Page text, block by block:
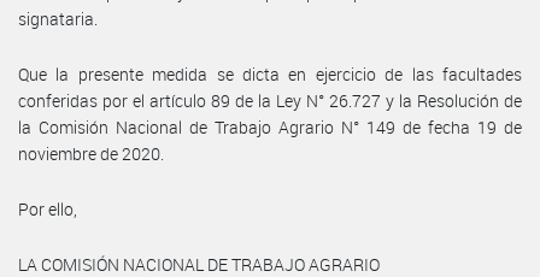
signataria.
Que la presente medida se dicta en ejercicio de las facultades
conferidas por el artículo 89 de la Ley N° 26.727 y la Resolución de
la Comisión Nacional de Trabajo Agrario N° 149 de fecha 19 de
noviembre de 2020.
Por ello,
LA COMISIÓN NACIONAL DE TRABAJO AGRARIO